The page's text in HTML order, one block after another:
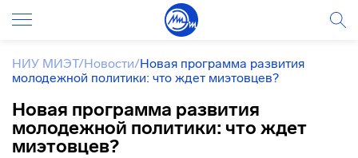
НИУ МИЭТ/Новости/Новая программа развития
молодежной политики: что ждет миэтовцев?
Новая программа развития
молодежной политики: что ждет
миэтовцев?